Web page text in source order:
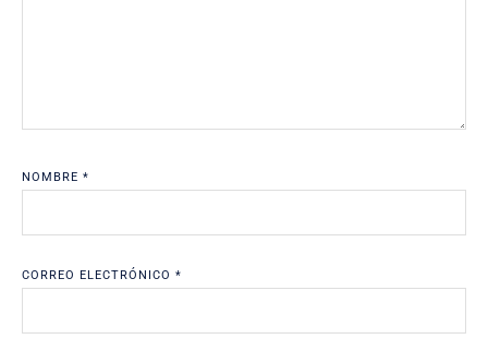
NOMBRE *
CORREO ELECTRÓNICO *